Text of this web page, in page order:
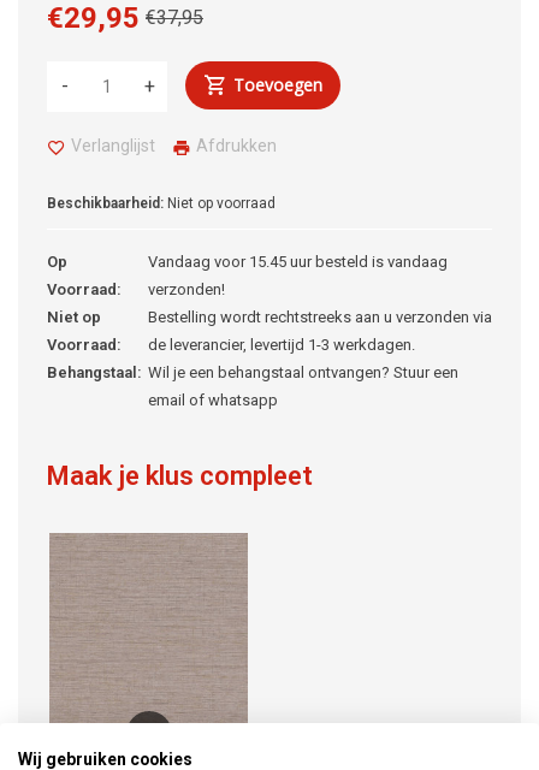
€37,95
€29,95
+
- Toevoegen
Verlanglijst Afdrukken
Beschikbaarheid: Niet op voorraad
Op
Voorraad:
Vandaag voor 15.45 uur besteld is vandaag
verzonden!
Niet op
Voorraad:
Bestelling wordt rechtstreeks aan u verzonden via
de leverancier, levertijd 1-3 werkdagen.
Behangstaal: Wil je een behangstaal ontvangen? Stuur een
email of whatsapp
Maak je klus compleet
Wij gebruiken cookies